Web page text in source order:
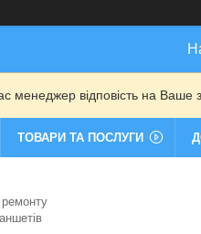
менеджер відповість на Ваше
ТОВАРИ ТА ПОСЛУГИ